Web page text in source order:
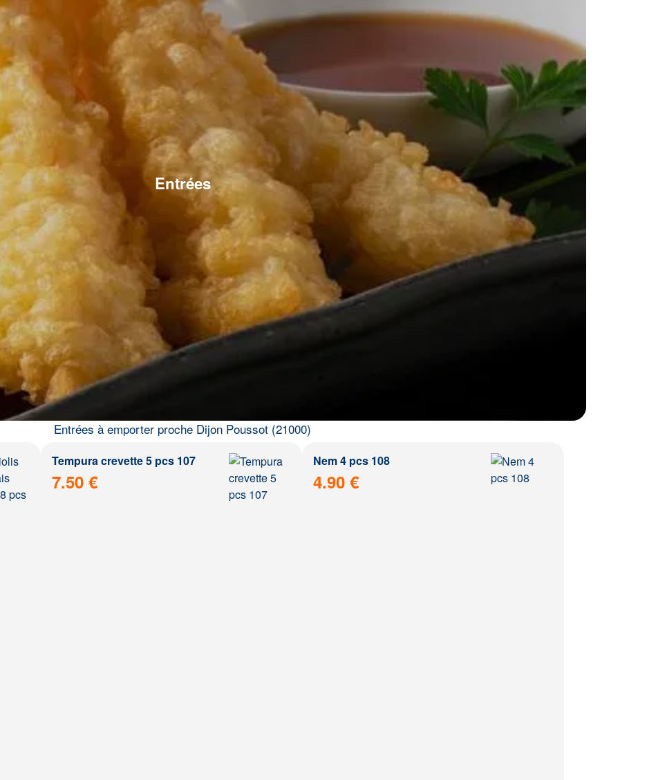
Entrées
Entrées à emporter proche Dijon Poussot (21000)
Tempura crevette 5 pcs 107
7.50 €
Nem 4 pcs 108
4.90 €